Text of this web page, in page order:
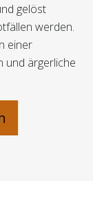
gelöst
werden.
einer
und ärgerliche